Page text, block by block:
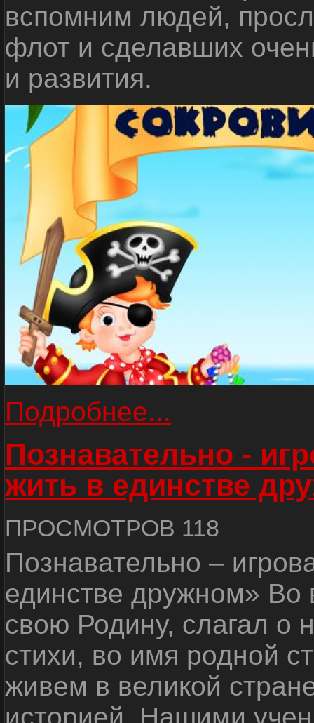
вспомним людей,
флот и сделавших
и развития.
Подробнее...
Познавательно -
жить в единстве
ПРОСМОТРОВ 118
Познавательно –
единстве дружном»
свою Родину, слагал о
стихи, во имя родной
живем в великой
историей. Нашими